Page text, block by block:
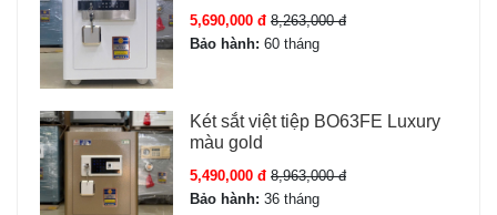
5,690,000 đ 8,263,000 đ
Bảo hành: 60 tháng
Két sắt việt tiệp BO63FE Luxury
màu gold
5,490,000 đ 8,963,000 đ
Bảo hành: 36 tháng